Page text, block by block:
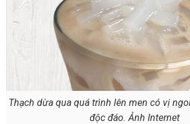
Thạch dừa qua quá trình lên men có vị
độc đáo. Ảnh Internet